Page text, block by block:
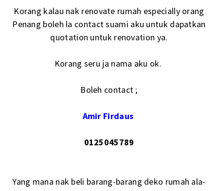
Korang kalau nak renovate rumah especially orang
Penang boleh la contact suami aku untuk dapatkan
quotation untuk renovation ya.
Korang seru ja nama aku ok.
Boleh contact ;
Amir Firdaus
0125045789
Yang mana nak beli barang-barang deko rumah ala-